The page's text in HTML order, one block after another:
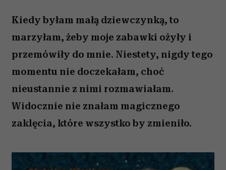
Kiedy byłam małą dziewczynką, to
marzyłam, żeby moje zabawki ożyły i
przemówiły do mnie. Niestety, nigdy tego
momentu nie doczekałam, choć
nieustannie z nimi rozmawiałam.
Widocznie nie znałam magicznego
zaklęcia, które wszystko by zmieniło.